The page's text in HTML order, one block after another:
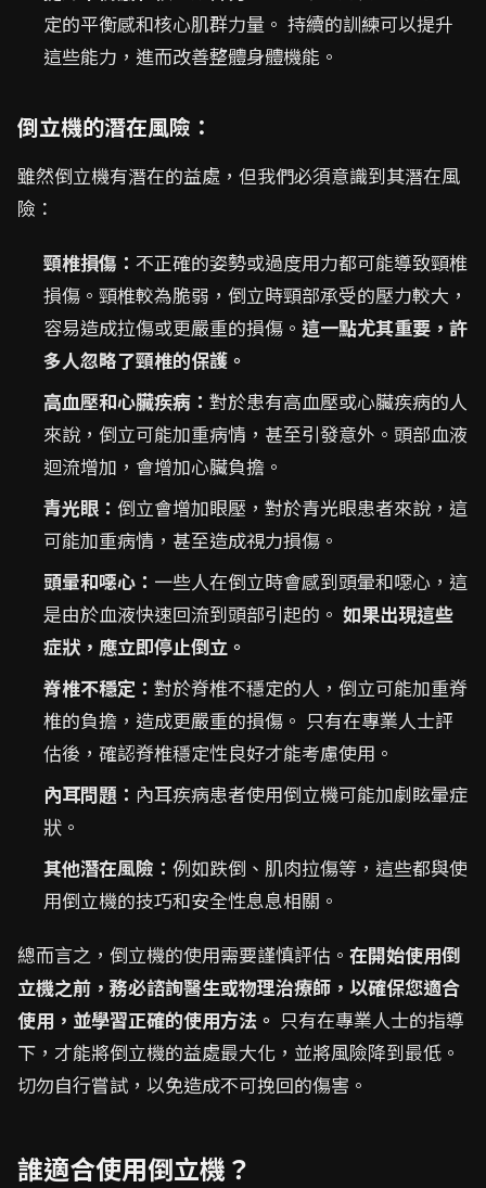
定的平衡感和核心肌群力量。 持續的訓練可以提升
這些能力，進而改善整體身體機能。
倒立機的潛在風險：
雖然倒立機有潛在的益處，但我們必須意識到其潛在風
險：
頸椎損傷： 不正確的姿勢或過度用力都可能導致頸椎
損傷。頸椎較為脆弱，倒立時頸部承受的壓力較大，
容易造成拉傷或更嚴重的損傷。 這一點尤其重要，許
多人忽略了頸椎的保護。
高血壓和心臟疾病： 對於患有高血壓或心臟疾病的人
來說，倒立可能加重病情，甚至引發意外。頭部血液
迴流增加，會增加心臟負擔。
青光眼： 倒立會增加眼壓，對於青光眼患者來說，這
可能加重病情，甚至造成視力損傷。
頭暈和噁心： 一些人在倒立時會感到頭暈和噁心，這
是由於血液快速回流到頭部引起的。 如果出現這些
症狀，應立即停止倒立。
脊椎不穩定： 對於脊椎不穩定的人，倒立可能加重脊
椎的負擔，造成更嚴重的損傷。 只有在專業人士評
估後，確認脊椎穩定性良好才能考慮使用。
內耳問題： 內耳疾病患者使用倒立機可能加劇眩暈症
狀。
其他潛在風險： 例如跌倒、肌肉拉傷等，這些都與使
用倒立機的技巧和安全性息息相關。
總而言之，倒立機的使用需要謹慎評估。 在開始使用倒
立機之前，務必諮詢醫生或物理治療師，以確保您適合
使用，並學習正確的使用方法。 只有在專業人士的指導
下，才能將倒立機的益處最大化，並將風險降到最低。
切勿自行嘗試，以免造成不可挽回的傷害。
誰適合使用倒立機？